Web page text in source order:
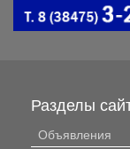
Разделы
Объявления